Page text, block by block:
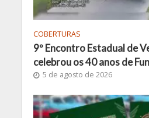
COBERTURAS
9º Encontro Estadual de
celebrou os 40 anos de
5 de agosto de 2026